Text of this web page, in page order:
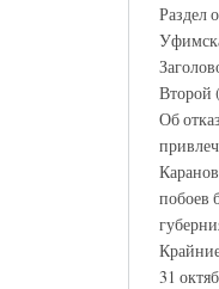
Раздел
Второй
Об
побоев
31